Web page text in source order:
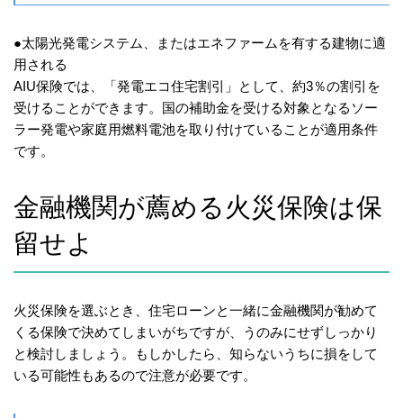
●太陽光発電システム、またはエネファームを有する建物に適
用される
AIU保険では、「発電エコ住宅割引」として、約3％の割引を
受けることができます。国の補助金を受ける対象となるソー
ラー発電や家庭用燃料電池を取り付けていることが適用条件
です。
金融機関が薦める火災保険は保
留せよ
火災保険を選ぶとき、住宅ローンと一緒に金融機関が勧めて
くる保険で決めてしまいがちですが、うのみにせずしっかり
と検討しましょう。もしかしたら、知らないうちに損をして
いる可能性もあるので注意が必要です。